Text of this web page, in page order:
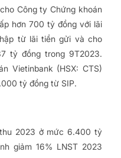
Công ty Chứng khoán
hơn 700 tỷ đồng với lãi
từ lãi tiền gửi và cho
tỷ đồng trong 9T2023.
Vietinbank (HSX: CTS)
tỷ đồng từ SIP.
2023 ở mức 6.400 tỷ
giảm 16% LNST 2023